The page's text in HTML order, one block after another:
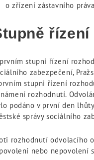
o zřízení zástavního
řízení
stupni řízení
zabezpečení,
stupni řízení
rozhodnutí.
podáno v první den
správy sociálního
rozhodnutí odvolacího
nebo nepovolení